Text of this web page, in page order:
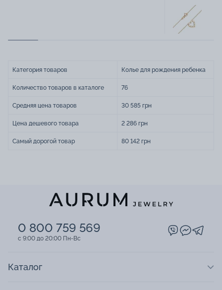
Категория товаров Колье для рождения ребенка
Количество товаров в каталоге 76
Средняя цена товаров 30 585 грн
Цена дешевого товара 2 286 грн
Самый дорогой товар 80 142 грн
0 800 759 569
c 9:00 до 20:00 Пн-Вс
Каталог